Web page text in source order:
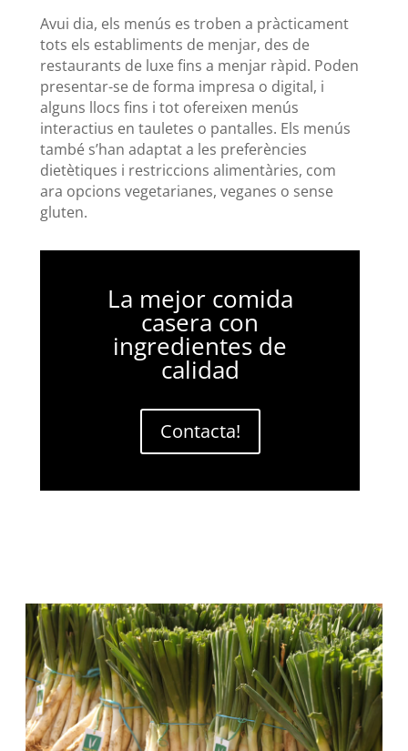
Avui dia, els menús es troben a pràcticament
tots els establiments de menjar, des de
restaurants de luxe fins a menjar ràpid. Poden
presentar-se de forma impresa o digital, i
alguns llocs fins i tot ofereixen menús
interactius en tauletes o pantalles. Els menús
també s’han adaptat a les preferències
dietètiques i restriccions alimentàries, com
ara opcions vegetarianes, veganes o sense
gluten.
La mejor comida
casera con
ingredientes de
calidad
Contacta!